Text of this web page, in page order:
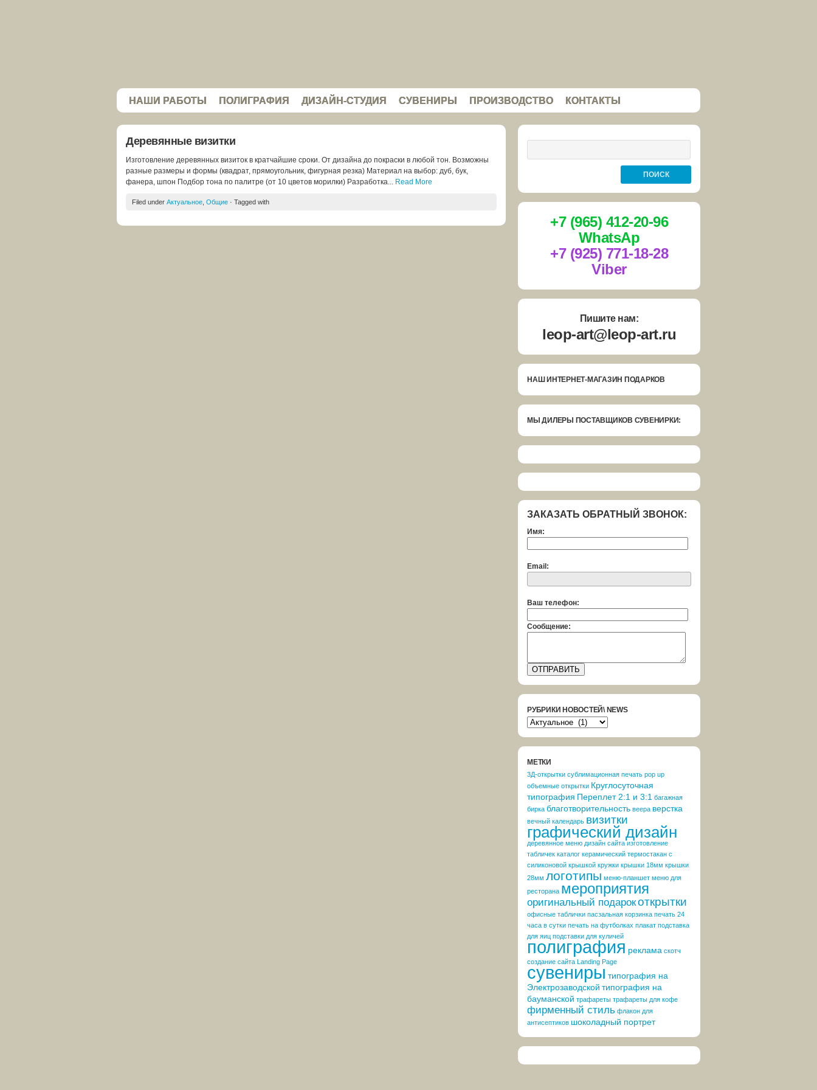
НАШИ РАБОТЫ ПОЛИГРАФИЯ ДИЗАЙН-СТУДИЯ СУВЕНИРЫ ПРОИЗВОДСТВО КОНТАКТЫ
Деревянные визитки
Изготовление деревянных визиток в кратчайшие сроки. От дизайна до покраски в любой тон. Возможны
разные размеры и формы (квадрат, прямоугольник, фигурная резка) Материал на выбор: дуб, бук,
фанера, шпон Подбор тона по палитре (от 10 цветов морилки) Разработка... Read More
Filed under Актуальное Общие · Tagged with
+7 (965) 412-20-96
WhatsAp
+7 (925) 771-18-28
Viber
Пишите нам:
leop-art@leop-art.ru
НАШ ИНТЕРНЕТ-МАГАЗИН ПОДАРКОВ
МЫ ДИЛЕРЫ ПОСТАВЩИКОВ СУВЕНИРКИ:
ЗАКАЗАТЬ ОБРАТНЫЙ ЗВОНОК:
Имя:
Email:
Ваш телефон:
Сообщение:
РУБРИКИ НОВОСТЕЙ\ NEWS
РУБРИКИ
МЕТКИ
3Д-открытки cублимационная печать pop up
объемные открытки Круглосуточная
типография Переплет 2:1 и 3:1 багажная
бирка благотворительность веера верстка
вечный календарь визитки
графический дизайн
деревянное меню дизайн сайта изготовление
табличек каталог керамический термостакан с
силиконовой крышкой кружки крышки 18мм крышки
28мм логотипы меню-планшет меню для
ресторана мероприятия
оригинальный подарокоткрытки
офисные таблички пасзальная корзинка печать 24
часа в сутки печать на футболках плакат подставка
для яиц подставки для куличей
полиграфия реклама скотч
создание сайта Landing Page
сувениры типография на
Электрозаводской типография на
бауманской трафареты трафареты для кофе
фирменный стиль флакон для
антисептиков шоколадный портрет